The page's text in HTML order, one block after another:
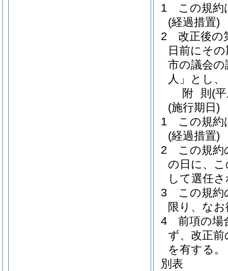
1
この規約
(経過措置)
2
改正後の
日前にそ
市の議会
人」とし
附 則 (
(施行期日)
1
この規約
(経過措置)
2
この規約
の日に、
して選任
3
この規約
限り、な
4
前項の場
ず、改正
を有する。
別表